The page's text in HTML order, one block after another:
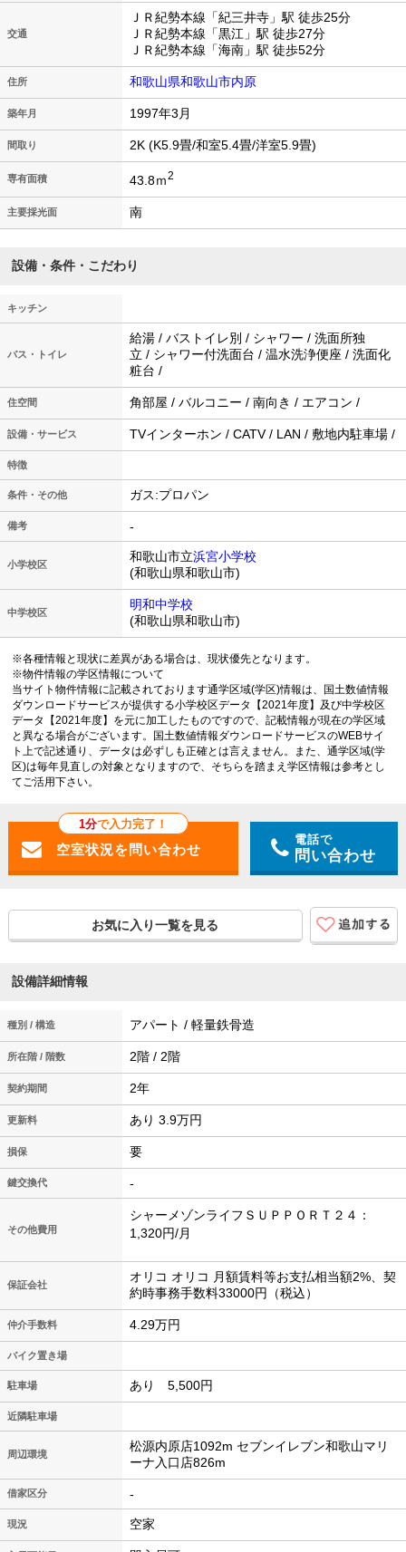
交通
ＪＲ紀勢本線「紀三井寺」駅 徒歩25分
ＪＲ紀勢本線「黒江」駅 徒歩27分
ＪＲ紀勢本線「海南」駅 徒歩52分
住所 和歌山県和歌山市内原
築年月 1997年3月
間取り 2K (K5.9畳/和室5.4畳/洋室5.9畳)
専有面積 43.8ｍ2
主要採光面 南
設備・条件・こだわり
キッチン
バス・トイレ
給湯 / バストイレ別 / シャワー / 洗面所独
立 / シャワー付洗面台 / 温水洗浄便座 / 洗面化
粧台 /
住空間 角部屋 / バルコニー / 南向き / エアコン /
設備・サービス TVインターホン / CATV / LAN / 敷地内駐車場 /
特徴
条件・その他 ガス:プロパン
備考 -
小学校区
和歌山市立浜宮小学校
(和歌山県和歌山市)
中学校区
明和中学校
(和歌山県和歌山市)
※各種情報と現状に差異がある場合は、現状優先となります。
※物件情報の学区情報について
当サイト物件情報に記載されております通学区域(学区)情報は、国土数値情報
ダウンロードサービスが提供する小学校区データ【2021年度】及び中学校区
データ【2021年度】を元に加工したものですので、記載情報が現在の学区域
と異なる場合がございます。国土数値情報ダウンロードサービスのWEBサイ
ト上で記述通り、データは必ずしも正確とは言えません。また、通学区域(学
区)は毎年見直しの対象となりますので、そちらを踏まえ学区情報は参考とし
てご活用下さい。
1分で入力完了！
電話で
問い合わせ
お気に入り一覧を見る
設備詳細情報
種別 / 構造 アパート / 軽量鉄骨造
所在階 / 階数 2階 / 2階
契約期間 2年
更新料 あり 3.9万円
損保 要
鍵交換代 -
その他費用
シャーメゾンライフＳＵＰＰＯＲＴ２４：
1,320円/月
保証会社
オリコ オリコ 月額賃料等お支払相当額2%、契
約時事務手数料33000円（税込）
仲介手数料 4.29万円
バイク置き場
駐車場 あり 5,500円
近隣駐車場
周辺環境
松源内原店1092m セブンイレブン和歌山マリ
ーナ入口店826m
借家区分 -
現況 空家